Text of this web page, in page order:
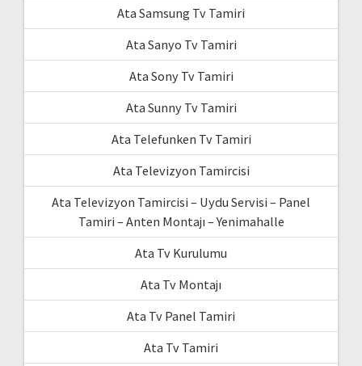
Ata Samsung Tv Tamiri
Ata Sanyo Tv Tamiri
Ata Sony Tv Tamiri
Ata Sunny Tv Tamiri
Ata Telefunken Tv Tamiri
Ata Televizyon Tamircisi
Ata Televizyon Tamircisi – Uydu Servisi – Panel
Tamiri – Anten Montajı – Yenimahalle
Ata Tv Kurulumu
Ata Tv Montajı
Ata Tv Panel Tamiri
Ata Tv Tamiri